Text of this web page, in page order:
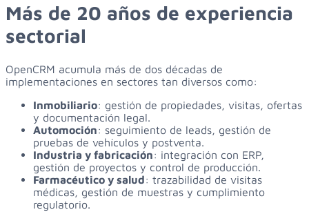
Más de 20 años de experiencia
sectorial
OpenCRM acumula más de dos décadas de
implementaciones en sectores tan diversos como:
Inmobiliario: gestión de propiedades, visitas, ofertas
y documentación legal.
Automoción: seguimiento de leads, gestión de
pruebas de vehículos y postventa.
Industria y fabricación: integración con ERP,
gestión de proyectos y control de producción.
Farmacéutico y salud: trazabilidad de visitas
médicas, gestión de muestras y cumplimiento
regulatorio.